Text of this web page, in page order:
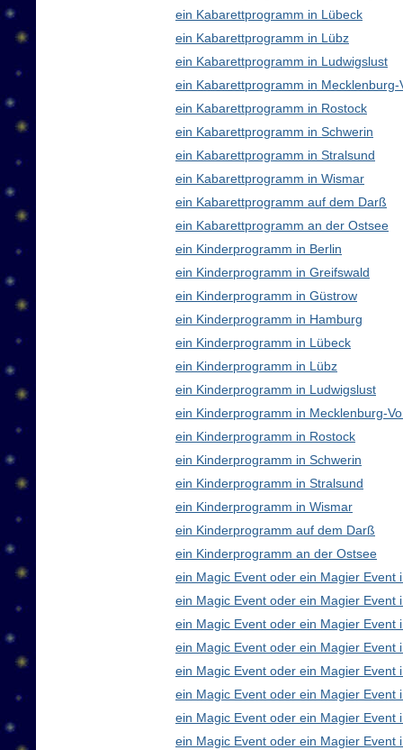
ein Kabarettprogramm in Lübeck
ein Kabarettprogramm in Lübz
ein Kabarettprogramm in Ludwigslust
ein Kabarettprogramm in
ein Kabarettprogramm in Rostock
ein Kabarettprogramm in Schwerin
ein Kabarettprogramm in Stralsund
ein Kabarettprogramm in Wismar
ein Kabarettprogramm auf dem Darß
ein Kabarettprogramm an der Ostsee
ein Kinderprogramm in Berlin
ein Kinderprogramm in Greifswald
ein Kinderprogramm in Güstrow
ein Kinderprogramm in Hamburg
ein Kinderprogramm in Lübeck
ein Kinderprogramm in Lübz
ein Kinderprogramm in Ludwigslust
ein Kinderprogramm in Mecklenburg-
ein Kinderprogramm in Rostock
ein Kinderprogramm in Schwerin
ein Kinderprogramm in Stralsund
ein Kinderprogramm in Wismar
ein Kinderprogramm auf dem Darß
ein Kinderprogramm an der Ostsee
ein Magic Event oder ein Magier Event
ein Magic Event oder ein Magier Event
ein Magic Event oder ein Magier Event
ein Magic Event oder ein Magier Event
ein Magic Event oder ein Magier Event
ein Magic Event oder ein Magier Event
ein Magic Event oder ein Magier Event
ein Magic Event oder ein Magier Event